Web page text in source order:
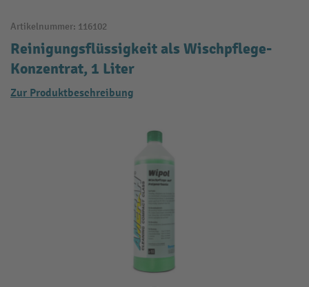
Artikelnummer: 116102
Reinigungsflüssigkeit als Wischpflege-
Konzentrat, 1 Liter
Zur Produktbeschreibung